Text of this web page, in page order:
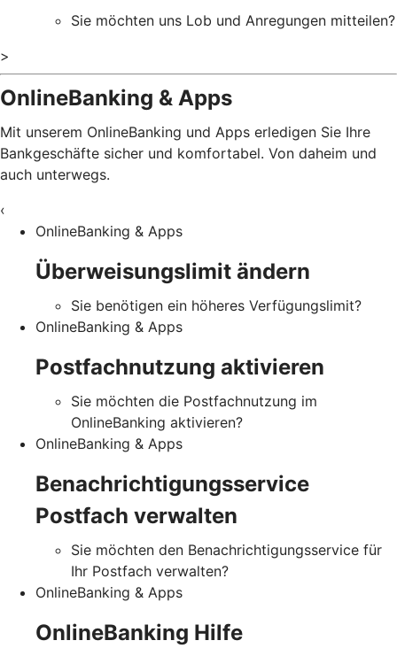
Sie möchten uns Lob und Anregungen mitteilen?
>
OnlineBanking & Apps
Mit unserem OnlineBanking und Apps erledigen Sie Ihre
Bankgeschäfte sicher und komfortabel. Von daheim und
auch unterwegs.
‹
OnlineBanking & Apps
Überweisungslimit ändern
Sie benötigen ein höheres Verfügungslimit?
OnlineBanking & Apps
Postfachnutzung aktivieren
Sie möchten die Postfachnutzung im
OnlineBanking aktivieren?
OnlineBanking & Apps
Benachrichtigungsservice
Postfach verwalten
Sie möchten den Benachrichtigungsservice für
Ihr Postfach verwalten?
OnlineBanking & Apps
OnlineBanking Hilfe